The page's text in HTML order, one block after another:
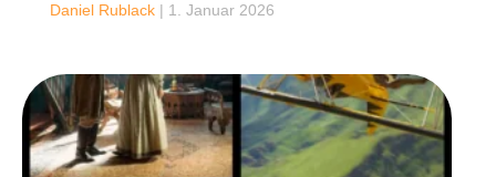
Daniel Rublack | 1. Januar 2026